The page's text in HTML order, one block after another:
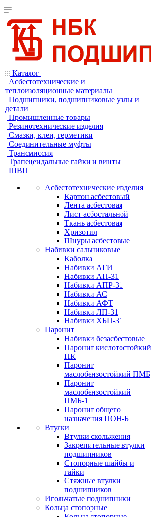
Каталог
Асбестотехнические и
теплоизоляционные материалы
Подшипники, подшипниковые узлы и
детали
Промышленные товары
Резинотехнические изделия
Смазки, клеи, герметики
Соединительные муфты
Трансмиссия
Трапецеидальные гайки и винты
ШВП
Асбестотехнические изделия
Картон асбестовый
Лента асбестовая
Лист асбостальной
Ткань асбестовая
Хризотил
Шнуры асбестовые
Набивки сальниковые
Каболка
Набивки АГИ
Набивки АП-31
Набивки АПР-31
Набивки АС
Набивки АФТ
Набивки ЛП-31
Набивки ХБП-31
Паронит
Набивки безасбестовые
Паронит кислотостойкий
ПК
Паронит
маслобензостойкий ПМБ
Паронит
маслобензостойкий
ПМБ-1
Паронит общего
назначения ПОН-Б
Втулки
Втулки скольжения
Закрепительные втулки
подшипников
Стопорные шайбы и
гайки
Стяжные втулки
подшипников
Игольчатые подшипники
Кольца стопорные